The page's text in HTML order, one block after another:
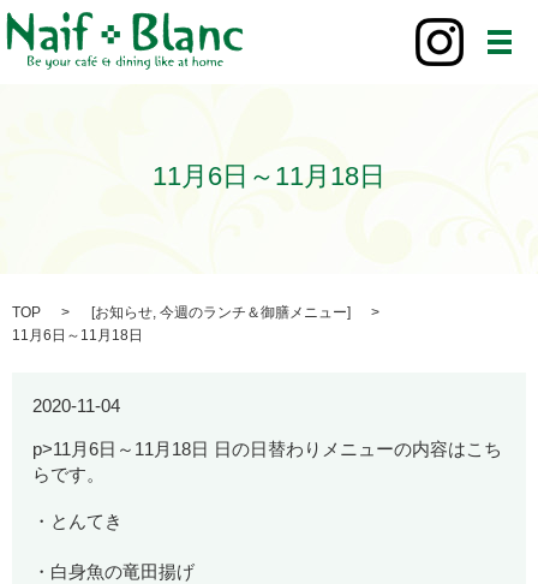
メ
11月6日～11月18日
TOP [お知らせ, 今週のランチ＆御膳メニュー]
11月6日～11月18日
2020-11-04
p>11月6日～11月18日 日の日替わりメニューの内容はこち
らです。
・とんてき
・白身魚の竜田揚げ